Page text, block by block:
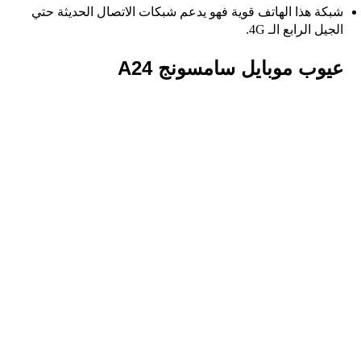
شبكة هذا الهاتف قوية فهو يدعم شبكات الاتصال الحديثة حتي
الجيل الرابع الـ 4G.
عيوب موبايل سامسونج A24